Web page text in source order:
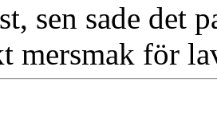
sen sade det
mersmak för